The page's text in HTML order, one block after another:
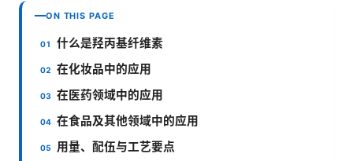
ON THIS PAGE
什么是羟丙基纤维素
在化妆品中的应用
在医药领域中的应用
在食品及其他领域中的应用
用量、配伍与工艺要点